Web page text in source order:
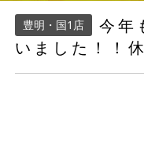
豊明・国1店
今年
いました！！